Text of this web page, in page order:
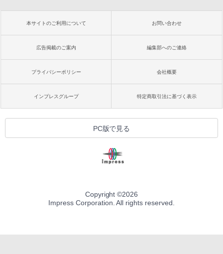
本サイトのご利用について お問い合わせ
広告掲載のご案内 編集部へのご連絡
プライバシーポリシー 会社概要
インプレスグループ 特定商取引法に基づく表示
PC版で見る
Copyright ©2026
Impress Corporation. All rights reserved.